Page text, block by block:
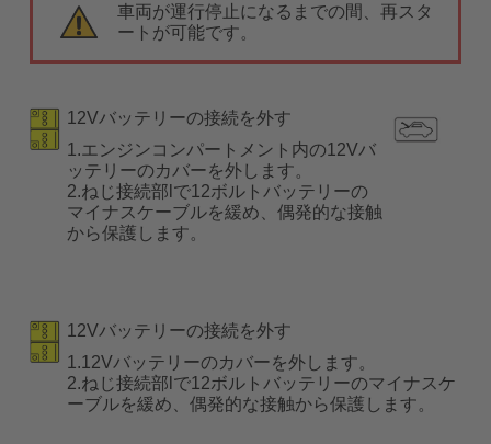
車両が運行停止になるまでの間、再スタ
ートが可能です。
12Vバッテリーの接続を外す
1.エンジンコンパートメント内の12Vバ
ッテリーのカバーを外します。
2.ねじ接続部lで12ボルトバッテリーの
マイナスケーブルを緩め、偶発的な接触
から保護します。
12Vバッテリーの接続を外す
1.12Vバッテリーのカバーを外します。
2.ねじ接続部lで12ボルトバッテリーのマイナスケ
ーブルを緩め、偶発的な接触から保護します。